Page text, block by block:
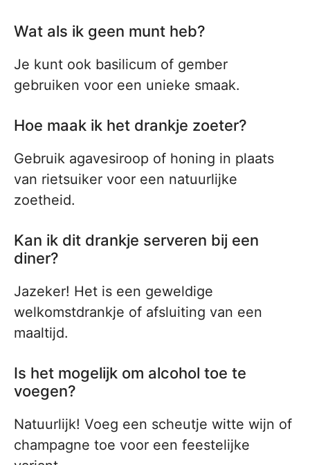
Wat als ik geen munt heb?
Je kunt ook basilicum of gember
gebruiken voor een unieke smaak.
Hoe maak ik het drankje zoeter?
Gebruik agavesiroop of honing in plaats
van rietsuiker voor een natuurlijke
zoetheid.
Kan ik dit drankje serveren bij een
diner?
Jazeker! Het is een geweldige
welkomstdrankje of afsluiting van een
maaltijd.
Is het mogelijk om alcohol toe te
voegen?
Natuurlijk! Voeg een scheutje witte wijn of
champagne toe voor een feestelijke